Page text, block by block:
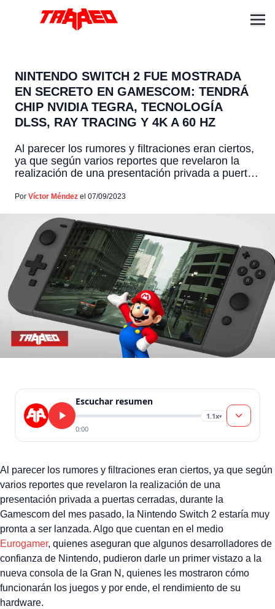
NINTENDO SWITCH 2 FUE MOSTRADA
EN SECRETO EN GAMESCOM: TENDRÁ
CHIP NVIDIA TEGRA, TECNOLOGÍA
DLSS, RAY TRACING Y 4K A 60 HZ
Al parecer los rumores y filtraciones eran ciertos,
ya que según varios reportes que revelaron la
realización de una presentación privada a puertas
la Nintendo Switch 2 estaría muy pronta a ser
Eurogamer, quienes aseguran que algunos
desarrolladores de confianza de […]
Por Víctor Méndez el 07/09/2023
Escuchar resumen
1.1x▾
0:00
Al parecer los rumores y filtraciones eran ciertos, ya que según
varios reportes que revelaron la realización de una
presentación privada a puertas cerradas, durante la
Gamescom del mes pasado, la Nintendo Switch 2 estaría muy
pronta a ser lanzada. Algo que cuentan en el medio
Eurogamer, quienes aseguran que algunos desarrolladores de
confianza de Nintendo, pudieron darle un primer vistazo a la
nueva consola de la Gran N, quienes les mostraron cómo
funcionarán los juegos y por ende, el rendimiento de su
hardware.